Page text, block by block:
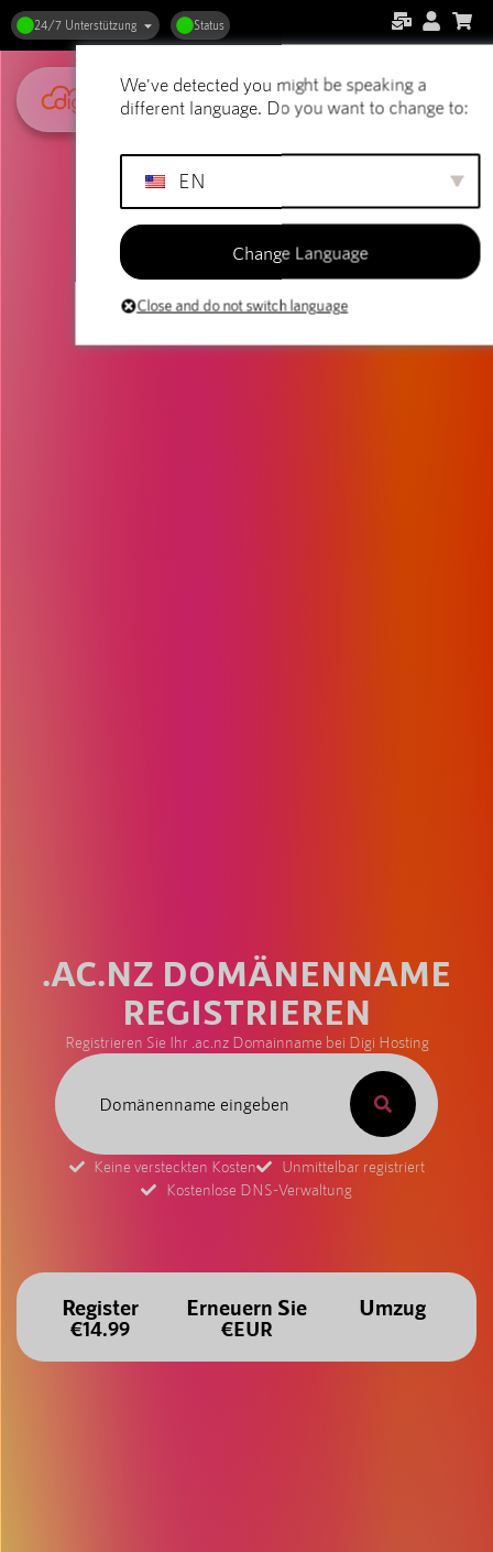
24/7 Unterstützung Status
.AC.NZ DOMÄNENNAME
REGISTRIEREN
Registrieren Sie Ihr .ac.nz Domainname bei Digi Hosting
Keine versteckten Kosten
Unmittelbar registriert
Kostenlose DNS-Verwaltung
Register
€14.99
Erneuern Sie
€EUR
Umzug
We've detected you might be speaking a
different language. Do you want to change to:
EN
Change Language
Close and do not switch language